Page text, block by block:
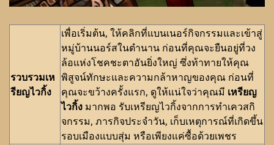
รวบรวมเห
รียญไวกิ้ง
เพื่อเริ่มต้น, ให้คลิกที่แบนเนอร์กิจกรรมและเข้าสู่
หมู่บ้านนอร์สในตำนาน ก่อนที่คุณจะยืนอยู่ที่วง
ล้อแห่งโชคชะตาอันยิ่งใหญ่ ซึ่งท้าทายให้คุณ
พิสูจน์ทักษะและความกล้าหาญของคุณ ก่อนที่
คุณจะขว้างครั้งแรก, ดูให้แน่ใจว่าคุณมี เหรียญ
ไวกิ้ง มากพอ รับเหรียญไวกิ้งจากการทำเควสกิ
จกรรม, ภารกิจประจำวัน, เก็บเหตุการณ์ที่เกิดขึ้น
รอบเมืองแบบสุ่ม หรือเพียงแค่ซื้อด้วยเพชร